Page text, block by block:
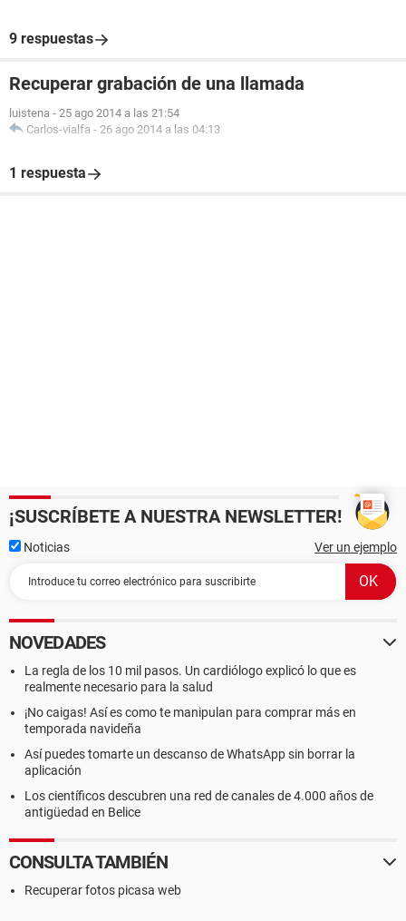
9 respuestas
Recuperar grabación de una llamada
luistena - 25 ago 2014 a las 21:54
Carlos-vialfa - 26 ago 2014 a las 04:13
1 respuesta
¡SUSCRÍBETE A NUESTRA NEWSLETTER!
Noticias Ver un ejemplo
NOVEDADES
La regla de los 10 mil pasos. Un cardiólogo explicó lo que es
realmente necesario para la salud
¡No caigas! Así es como te manipulan para comprar más en
temporada navideña
Así puedes tomarte un descanso de WhatsApp sin borrar la
aplicación
Los científicos descubren una red de canales de 4.000 años de
antigüedad en Belice
CONSULTA TAMBIÉN
Recuperar fotos picasa web